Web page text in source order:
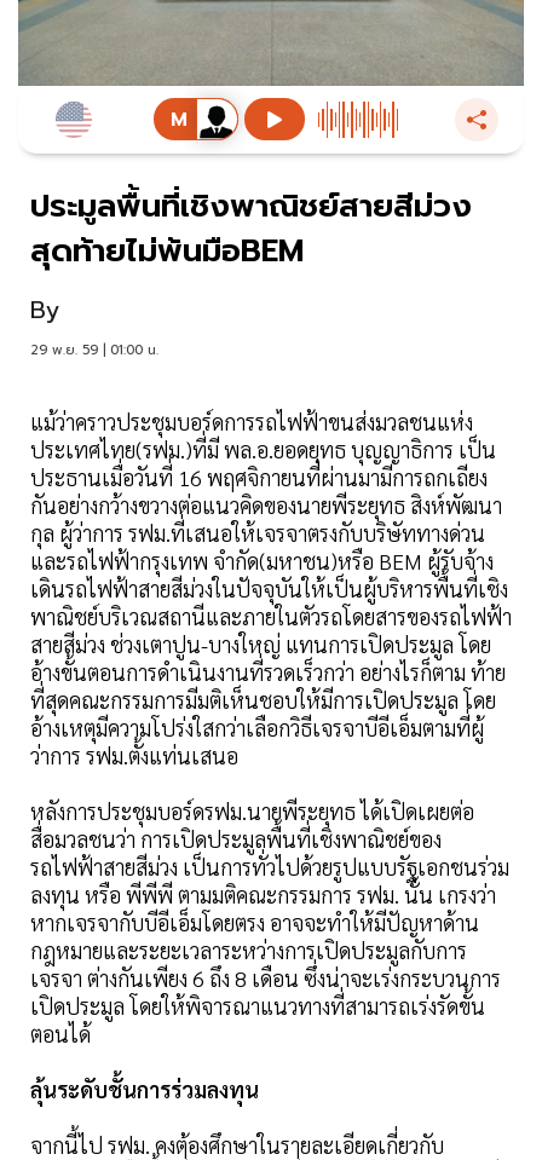
ประมูลพื้นที่เชิงพาณิชย์สายสีม่วง
สุดท้ายไม่พ้นมือBEM
By
29 พ.ย. 59 | 01:00 น.
แม้ว่าคราวประชุมบอร์ดการรถไฟฟ้าขนส่งมวลชนแห่ง
ประเทศไทย(รฟม.)ที่มี พล.อ.ยอดยุทธ บุญญาธิการ เป็น
ประธานเมื่อวันที่ 16 พฤศจิกายนที่ผ่านมามีการถกเถียง
กันอย่างกว้างขวางต่อแนวคิดของนายพีระยุทธ สิงห์พัฒนา
กุล ผู้ว่าการ รฟม.ที่เสนอให้เจรจาตรงกับบริษัททางด่วน
และรถไฟฟ้ากรุงเทพ จำกัด(มหาชน)หรือ BEM ผู้รับจ้าง
เดินรถไฟฟ้าสายสีม่วงในปัจจุบันให้เป็นผู้บริหารพื้นที่เชิง
พาณิชย์บริเวณสถานีและภายในตัวรถโดยสารของรถไฟฟ้า
สายสีม่วง ช่วงเตาปูน-บางใหญ่ แทนการเปิดประมูล โดย
อ้างขั้นตอนการดำเนินงานที่รวดเร็วกว่า อย่างไรก็ตาม ท้าย
ที่สุดคณะกรรมการมีมติเห็นชอบให้มีการเปิดประมูล โดย
อ้างเหตุมีความโปร่งใสกว่าเลือกวิธีเจรจาบีอีเอ็มตามที่ผู้
ว่าการ รฟม.ตั้งแท่นเสนอ
หลังการประชุมบอร์ดรฟม.นายพีระยุทธ ได้เปิดเผยต่อ
สื่อมวลชนว่า การเปิดประมูลพื้นที่เชิงพาณิชย์ของ
รถไฟฟ้าสายสีม่วง เป็นการทั่วไปด้วยรูปแบบรัฐเอกชนร่วม
ลงทุน หรือ พีพีพี ตามมติคณะกรรมการ รฟม. นั้น เกรงว่า
หากเจรจากับบีอีเอ็มโดยตรง อาจจะทำให้มีปัญหาด้าน
กฎหมายและระยะเวลาระหว่างการเปิดประมูลกับการ
เจรจา ต่างกันเพียง 6 ถึง 8 เดือน ซึ่งน่าจะเร่งกระบวนการ
เปิดประมูล โดยให้พิจารณาแนวทางที่สามารถเร่งรัดขั้น
ตอนได้
ลุ้นระดับชั้นการร่วมลงทุน
จากนี้ไป รฟม. คงต้องศึกษาในรายละเอียดเกี่ยวกับ